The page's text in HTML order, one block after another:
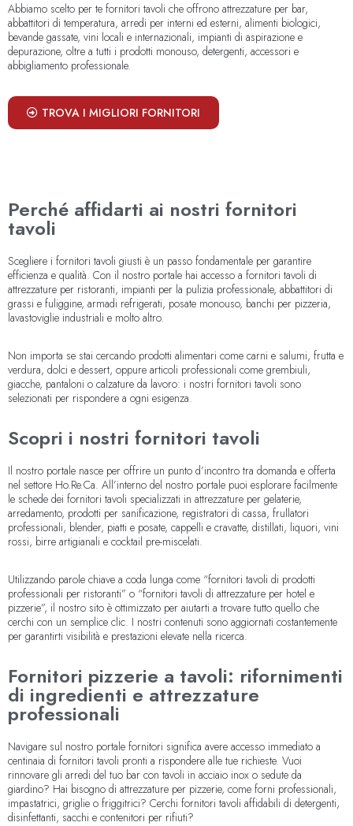
Abbiamo scelto per te fornitori tavoli che offrono attrezzature per bar,
abbattitori di temperatura, arredi per interni ed esterni, alimenti biologici,
bevande gassate, vini locali e internazionali, impianti di aspirazione e
depurazione, oltre a tutti i prodotti monouso, detergenti, accessori e
abbigliamento professionale.
TROVA I MIGLIORI FORNITORI
Perché affidarti ai nostri fornitori
tavoli
Scegliere i fornitori tavoli giusti è un passo fondamentale per garantire
efficienza e qualità. Con il nostro portale hai accesso a fornitori tavoli di
attrezzature per ristoranti, impianti per la pulizia professionale, abbattitori di
grassi e fuliggine, armadi refrigerati, posate monouso, banchi per pizzeria,
lavastoviglie industriali e molto altro.
Non importa se stai cercando prodotti alimentari come carni e salumi, frutta e
verdura, dolci e dessert, oppure articoli professionali come grembiuli,
giacche, pantaloni o calzature da lavoro: i nostri fornitori tavoli sono
selezionati per rispondere a ogni esigenza.
Scopri i nostri fornitori tavoli
Il nostro portale nasce per offrire un punto d’incontro tra domanda e offerta
nel settore Ho.Re.Ca. All’interno del nostro portale puoi esplorare facilmente
le schede dei fornitori tavoli specializzati in attrezzature per gelaterie,
arredamento, prodotti per sanificazione, registratori di cassa, frullatori
professionali, blender, piatti e posate, cappelli e cravatte, distillati, liquori, vini
rossi, birre artigianali e cocktail pre-miscelati.
Utilizzando parole chiave a coda lunga come “fornitori tavoli di prodotti
professionali per ristoranti” o “fornitori tavoli di attrezzature per hotel e
pizzerie”, il nostro sito è ottimizzato per aiutarti a trovare tutto quello che
cerchi con un semplice clic. I nostri contenuti sono aggiornati costantemente
per garantirti visibilità e prestazioni elevate nella ricerca.
Fornitori pizzerie a tavoli: rifornimenti
di ingredienti e attrezzature
professionali
Navigare sul nostro portale fornitori significa avere accesso immediato a
centinaia di fornitori tavoli pronti a rispondere alle tue richieste. Vuoi
rinnovare gli arredi del tuo bar con tavoli in acciaio inox o sedute da
giardino? Hai bisogno di attrezzature per pizzerie, come forni professionali,
impastatrici, griglie o friggitrici? Cerchi fornitori tavoli affidabili di detergenti,
disinfettanti, sacchi e contenitori per rifiuti?